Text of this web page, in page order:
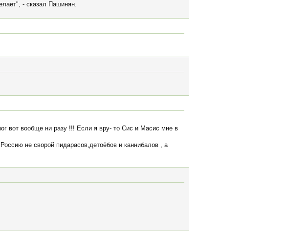
- сказал Пашинян.
вот вообще ни разу !!! Если я вру- то Сис и Масис мне в
не сворой пидарасов,детоёбов и каннибалов , а